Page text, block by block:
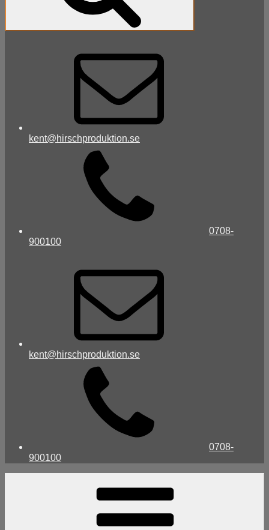
kent@hirschproduktion.se
0708-
900100
kent@hirschproduktion.se
0708-
900100